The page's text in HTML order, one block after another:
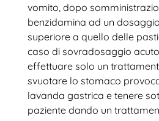
vomito, dopo
benzidamina ad un
superiore a quello delle
caso di sovradosaggio
effettuare solo un
svuotare lo stomaco
lavanda gastrica e tenere
paziente dando un